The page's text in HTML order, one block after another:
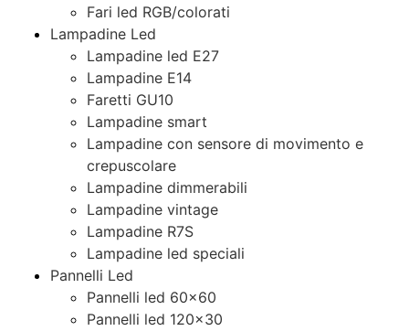
Fari led RGB/colorati
Lampadine Led
Lampadine led E27
Lampadine E14
Faretti GU10
Lampadine smart
Lampadine con sensore di movimento e
crepuscolare
Lampadine dimmerabili
Lampadine vintage
Lampadine R7S
Lampadine led speciali
Pannelli Led
Pannelli led 60×60
Pannelli led 120×30